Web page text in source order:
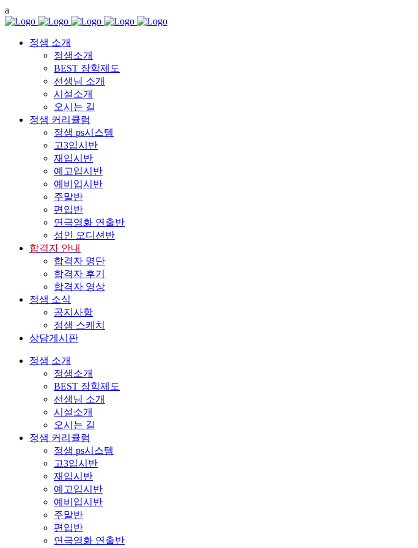
정샘 소개
정샘소개
BEST 장학제도
선생님 소개
시설소개
오시는 길
정샘 커리큘럼
정샘 ps시스템
고3입시반
재입시반
예고입시반
예비입시반
주말반
편입반
연극영화 연출반
성인 오디션반
합격자 안내
합격자 명단
합격자 후기
합격자 영상
정샘 소식
공지사항
정샘 스케치
상담게시판
정샘 소개
정샘소개
BEST 장학제도
선생님 소개
시설소개
오시는 길
정샘 커리큘럼
정샘 ps시스템
고3입시반
재입시반
예고입시반
예비입시반
주말반
편입반
연극영화 연출반